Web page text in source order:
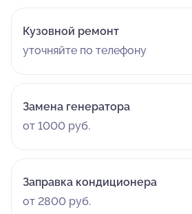
Кузовной ремонт
уточняйте по телефону
Замена генератора
от 1000 руб.
Заправка кондиционера
от 2800 руб.